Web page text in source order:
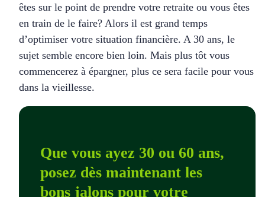
êtes sur le point de prendre votre retraite ou vous êtes
en train de le faire? Alors il est grand temps
d’optimiser votre situation financière. A 30 ans, le
sujet semble encore bien loin. Mais plus tôt vous
commencerez à épargner, plus ce sera facile pour vous
dans la vieillesse.
Que vous ayez 30 ou 60 ans,
posez dès maintenant les
bons jalons pour votre